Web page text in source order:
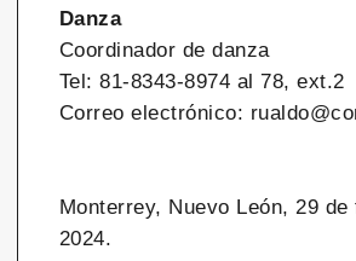
Danza
Coordinador de danza
Tel: 81-8343-8974 al 78, ext.2
Correo electrónico:
Monterrey, Nuevo León, 29 de
2024.